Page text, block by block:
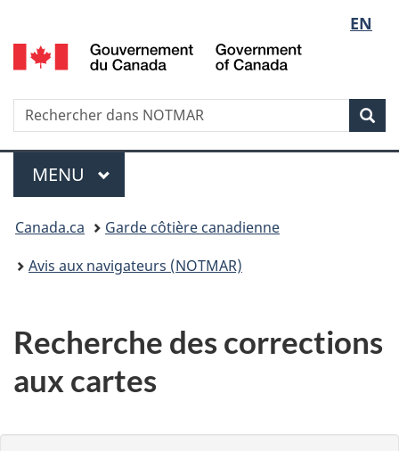
au
contenu
la
HTML
la
langue
EN
of
Recherche
Rechercher
dans
NOTMAR
Menu
MENU PRINCIPAL
Vous
êtes
Canada.ca
Garde côtière canadienne
Avis aux navigateurs (NOTMAR)
Recherche des corrections
aux cartes